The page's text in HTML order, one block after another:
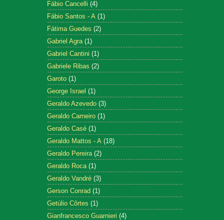
Fábio Cancelli (4)
Fábio Santos - A (1)
Fátima Guedes (2)
Gabriel Agra (1)
Gabriel Cantini (1)
Gabriele Ribas (2)
Garoto (1)
George Israel (1)
Geraldo Azevedo (3)
Geraldo Carneiro (1)
Geraldo Casé (1)
Geraldo Mattos - A (18)
Geraldo Pereira (2)
Geraldo Roca (1)
Geraldo Vandré (3)
Gerson Conrad (1)
Getúlio Côrtes (1)
Gianfrancesco Guarnieri (4)